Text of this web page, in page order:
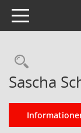
Toggle navigation
Sascha